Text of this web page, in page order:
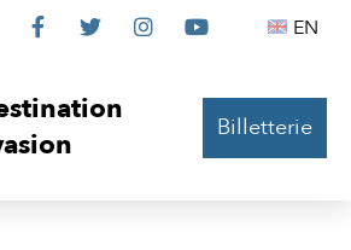
Le
sur

Le

Le

Le
 EN
Billetterie